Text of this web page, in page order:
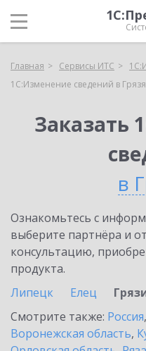
Главная Сервисы ИТС
1С:Изменение сведений в
Заказать
в
Ознакомьтесь с
выберите партнёра и
консультацию,
продукта.
Липецк
Елец
Смотрите также: Россия,
Воронежская область,